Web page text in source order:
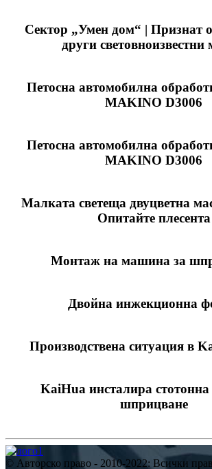
Сектор „Умен дом“ | Признат
други световноизвестни
Петосна автомобилна
MAKINO D3006
Петосна автомобилна
MAKINO D3006
Малката светеща двуцветна
Опитайте плесента
Монтаж на машина за
Двойна инжекционна
Производствена ситуация в
KaiHua инсталира
шприцване
© Авторско право - 2010-2022: Всички